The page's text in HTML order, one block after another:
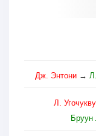
Дж. Энтони →
Л. Угочукву
Бруун